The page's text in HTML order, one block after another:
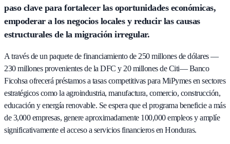
paso clave para fortalecer las oportunidades económicas,
empoderar a los negocios locales y reducir las causas
estructurales de la migración irregular.
A través de un paquete de financiamiento de 250 millones de dólares —
230 millones provenientes de la DFC y 20 millones de Citi— Banco
Ficohsa ofrecerá préstamos a tasas competitivas para MiPymes en sectores
estratégicos como la agroindustria, manufactura, comercio, construcción,
educación y energía renovable. Se espera que el programa beneficie a más
de 3,000 empresas, genere aproximadamente 100,000 empleos y amplíe
significativamente el acceso a servicios financieros en Honduras.